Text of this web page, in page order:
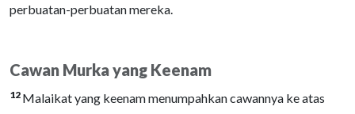
perbuatan-perbuatan mereka.
Cawan Murka yang Keenam
12 Malaikat yang keenam menumpahkan cawannya ke atas